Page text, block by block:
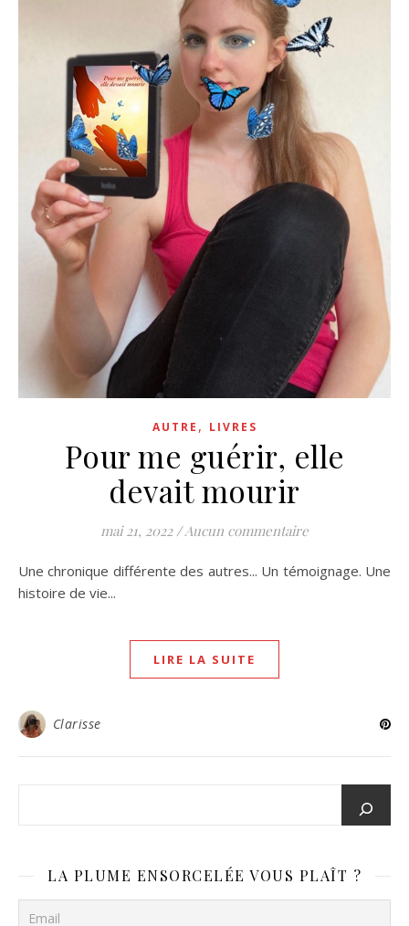
AUTRE , LIVRES
Pour me guérir, elle
devait mourir
mai 21, 2022 /Aucun commentaire
Une chronique différente des autres... Un témoignage. Une
histoire de vie...
LIRE LA SUITE
Clarisse
LA PLUME ENSORCELÉE VOUS PLAÎT ?